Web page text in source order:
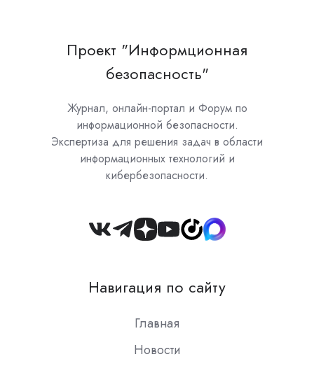
Проект "Информционная
безопасность"
Журнал, онлайн-портал и Форум по
информационной безопасности.
Экспертиза для решения задач в области
информационных технологий и
кибербезопасности.
Join
Slack
Навигация по сайту
Главная
Новости